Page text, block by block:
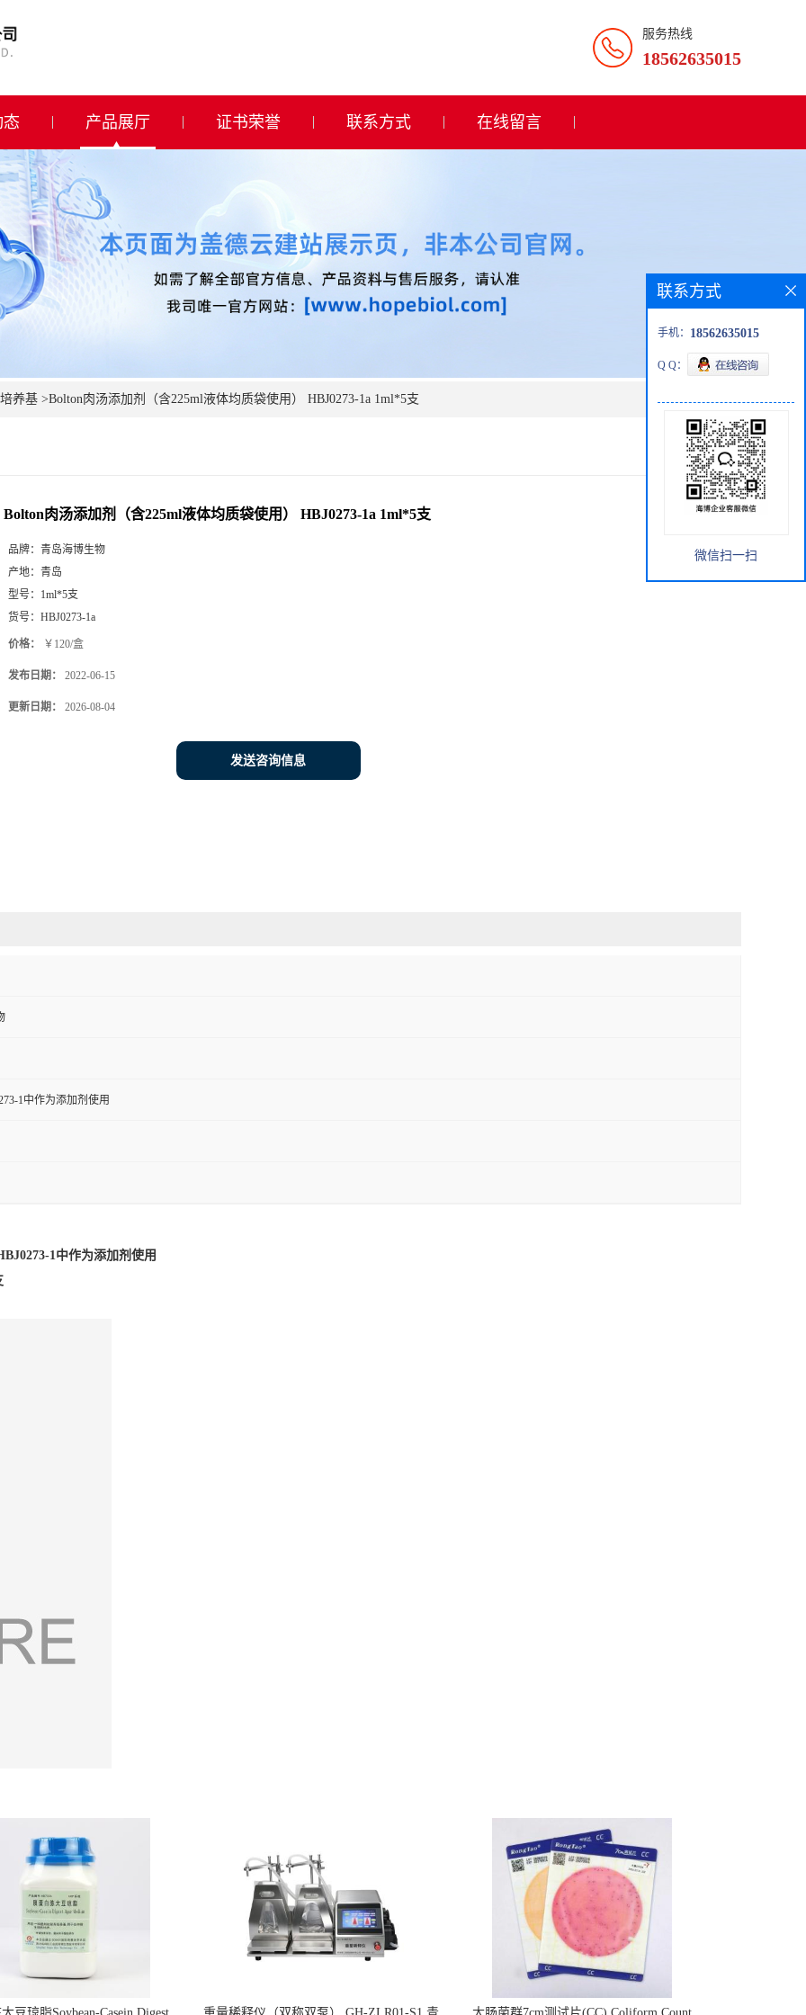
服务热线
18562635015
产品展厅 证书荣誉 联系方式 在线留言
养基 >Bolton肉汤添加剂（含225ml液体均质袋使用） HBJ0273-1a 1ml*5支
Bolton肉汤添加剂（含225ml液体均质袋使用） HBJ0273-1a 1ml*5支
品牌： 青岛海博生物
产地： 青岛
型号： 1ml*5支
货号： HBJ0273-1a
价格： ￥120/盒
发布日期： 2022-06-15
更新日期： 2026-08-04
发送咨询信息
1中作为添加剂使用
1中作为添加剂使用
联系方式
手机： 18562635015
Q Q：
微信扫一扫